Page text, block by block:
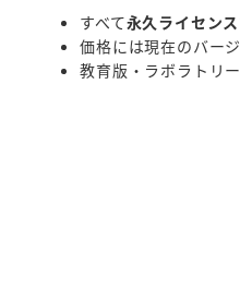
すべて永久ライセンス
価格には現在のバー
教育版・ラボラトリ